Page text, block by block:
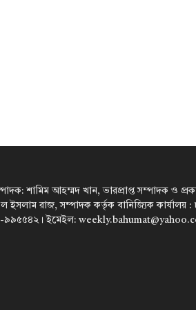
শামিম আহম্মদ খান, ভারপ্রাপ্ত সম্পাদক ও
ইসলাম রাজ, সম্পাদক কর্তৃক বানিজ্যিক
ইমেইল: